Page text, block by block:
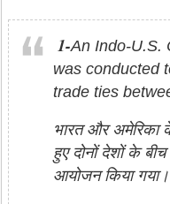
1-An Indo-U.S.
was conducted
trade ties
भारत और अमेरिका
हुए दोनों देशों के बीच
आयोजन किया गया।